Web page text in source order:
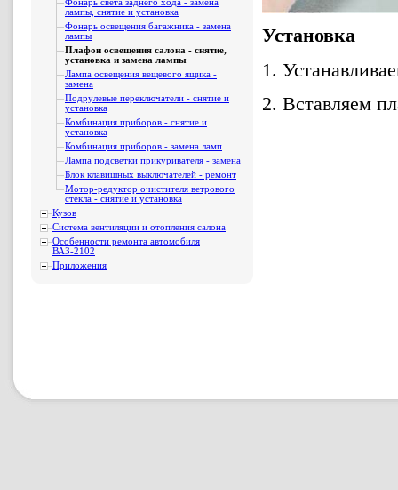
Фонарь света заднего хода - замена
лампы, снятие и установка
Фонарь освещения багажника - замена
лампы
Плафон освещения салона - снятие,
установка и замена лампы
Лампа освещения вещевого ящика -
замена
Подрулевые переключатели - снятие и
установка
Комбинация приборов - снятие и
установка
Комбинация приборов - замена ламп
Лампа подсветки прикуривателя - замена
Блок клавишных выключателей - ремонт
Мотор-редуктор очистителя ветрового
стекла - снятие и установка
Кузов
Система вентиляции и отопления салона
Особенности ремонта автомобиля
ВАЗ-2102
Приложения
Установка
1.
2. Вставляем